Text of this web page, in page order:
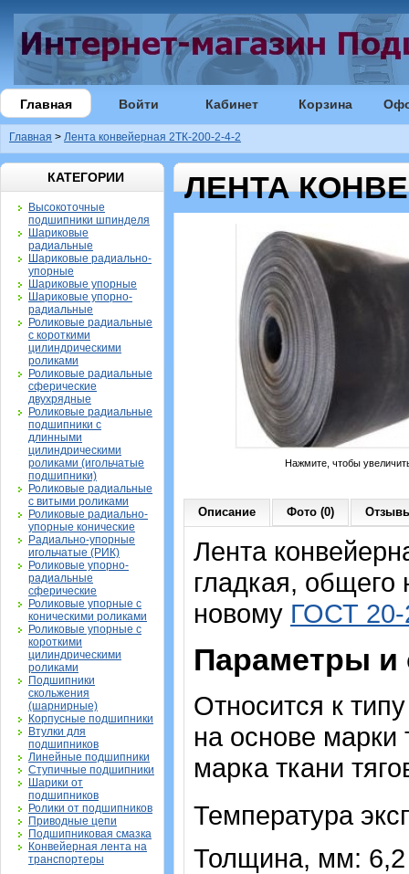
Главная Войти Кабинет Корзина
Главная > Лента конвейерная 2ТК-200-2-4-2
КАТЕГОРИИ
Высокоточные
подшипники шпинделя
Шариковые
радиальные
Шариковые радиально-
упорные
Шариковые упорные
Шариковые упорно-
радиальные
Роликовые радиальные
с короткими
цилиндрическими
роликами
Роликовые радиальные
сферические
двухрядные
Роликовые радиальные
подшипники с
длинными
цилиндрическими
роликами (игольчатые
подшипники)
Роликовые радиальные
с витыми роликами
Роликовые радиально-
упорные конические
Радиально-упорные
игольчатые (РИК)
Роликовые упорно-
радиальные
сферические
Роликовые упорные с
коническими роликами
Роликовые упорные с
короткими
цилиндрическими
роликами
Подшипники
скольжения
(шарнирные)
Корпусные подшипники
Втулки для
подшипников
Линейные подшипники
Ступичные подшипники
Шарики от
подшипников
Ролики от подшипников
Приводные цепи
Подшипниковая смазка
Конвейерная лента на
транспортеры
ЛЕНТА
Нажмите, чтобы
Описание Фото (0)
Лента
гладкая, общего
новому ГОСТ 20-
Параметры и
Относится к
на основе марки
марка ткани
Температура
Толщина, мм: